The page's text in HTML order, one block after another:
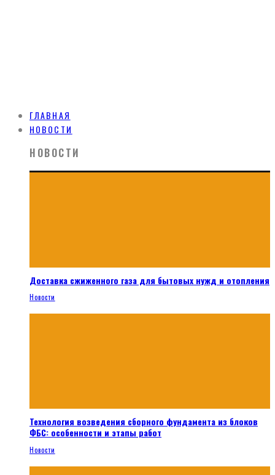
ГЛАВНАЯ
НОВОСТИ
НОВОСТИ
Доставка сжиженного газа для бытовых нужд и отопления
Новости
Технология возведения сборного фундамента из блоков
ФБС: особенности и этапы работ
Новости